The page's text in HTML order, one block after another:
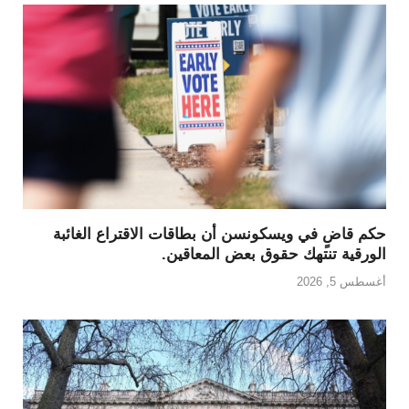
حكم قاضٍ في ويسكونسن أن بطاقات الاقتراع الغائبة
الورقية تنتهك حقوق بعض المعاقين.
أغسطس 5, 2026